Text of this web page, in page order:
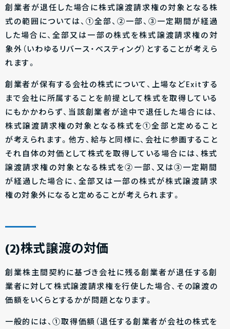
創業者が退任した場合に株式譲渡請求権の対象となる株
式の範囲については、①全部、②一部、③一定期間が経過
した場合に、全部又は一部の株式を株式譲渡請求権の対
象外（いわゆるリバース・べスティング）とすることが考えら
れます。
創業者が保有する会社の株式について、上場などExitする
まで会社に所属することを前提として株式を取得している
にもかかわらず、当該創業者が途中で退任した場合には、
株式譲渡請求権の対象となる株式を①全部と定めること
が考えられます。他方、給与と同様に、会社に参画すること
それ自体の対価として株式を取得している場合には、株式
譲渡請求権の対象となる株式を②一部、又は③一定期間
が経過した場合に、全部又は一部の株式が株式譲渡請求
権の対象外になると定めることが考えられます。
(2)株式譲渡の対価
創業株主間契約に基づき会社に残る創業者が退任する創
業者に対して株式譲渡請求権を行使した場合、その譲渡の
価額をいくらとするかが問題となります。
一般的には、①取得価額（退任する創業者が会社の株式を